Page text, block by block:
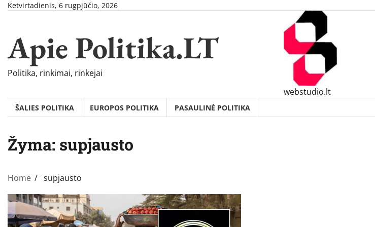
SkipKetvirtadienis, 6 rugpjūčio, 2026
Apie Politika.LT
Politika, rinkimai, rinkejai
webstudio.lt
ŠALIES POLITIKA EUROPOS POLITIKA PASAULINĖ POLITIKA
Žyma: supjausto
Home supjausto